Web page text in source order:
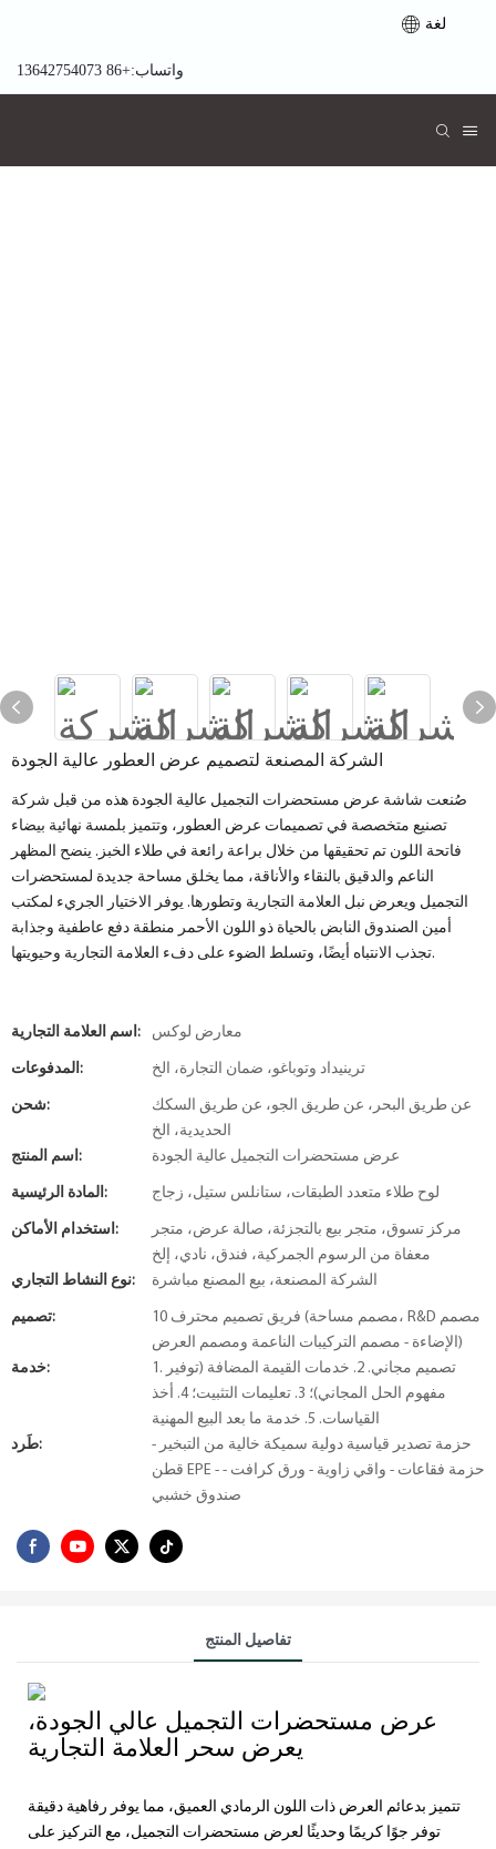
لغة
واتساب:+86 13642754073
الشركة المصنعة لتصميم عرض العطور عالية الجودة
صُنعت شاشة عرض مستحضرات التجميل عالية الجودة هذه من قبل شركة
تصنيع متخصصة في تصميمات عرض العطور، وتتميز بلمسة نهائية بيضاء
فاتحة اللون تم تحقيقها من خلال براعة رائعة في طلاء الخبز. ينضح المظهر
الناعم والدقيق بالنقاء والأناقة، مما يخلق مساحة جديدة لمستحضرات
التجميل ويعرض نبل العلامة التجارية وتطورها. يوفر الاختيار الجريء لمكتب
أمين الصندوق النابض بالحياة ذو اللون الأحمر منطقة دفع عاطفية وجذابة
تجذب الانتباه أيضًا، وتسلط الضوء على دفء العلامة التجارية وحيويتها.
اسم العلامة التجارية: معارض لوكس
المدفوعات: ترينيداد وتوباغو، ضمان التجارة، الخ
شحن:
عن طريق البحر، عن طريق الجو، عن طريق السكك
الحديدية، الخ
اسم المنتج:
عرض مستحضرات التجميل عالية الجودة
المادة الرئيسية: لوح طلاء متعدد الطبقات، ستانلس ستيل، زجاج
استخدام الأماكن:
مركز تسوق، متجر بيع بالتجزئة، صالة عرض، متجر
معفاة من الرسوم الجمركية، فندق، نادي، إلخ
نوع النشاط التجاري:
الشركة المصنعة، بيع المصنع مباشرة
تصميم:
10 فريق تصميم محترف (مصمم مساحة، R&D مصمم
الإضاءة - مصمم التركيبات الناعمة ومصمم العرض)
خدمة:
1. تصميم مجاني. 2. خدمات القيمة المضافة (توفير
مفهوم الحل المجاني)؛ 3. تعليمات التثبيت؛ 4. أخذ
القياسات. 5. خدمة ما بعد البيع المهنية
طَرد:
حزمة تصدير قياسية دولية سميكة خالية من التبخير -
قطن EPE - حزمة فقاعات - واقي زاوية - ورق كرافت -
صندوق خشبي
تفاصيل المنتج
عرض مستحضرات التجميل عالي الجودة،
يعرض سحر العلامة التجارية
تتميز بدعائم العرض ذات اللون الرمادي العميق، مما يوفر رفاهية دقيقة
توفر جوًا كريمًا وحديثًا لعرض مستحضرات التجميل، مع التركيز على